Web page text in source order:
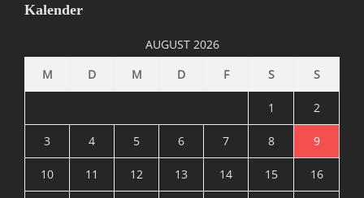
e
Tags
Kalender
AUGUST 2026
M
D M D F S S
1 2
3 4 5 6 7 8 9
10 11 12 13 14 15 16